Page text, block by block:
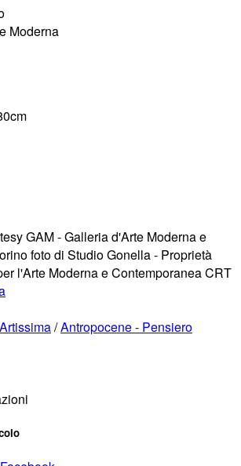
Moderna
GAM - Galleria d'Arte Moderna e
foto di Studio Gonella - Proprietà
l'Arte Moderna e Contemporanea CRT
/Antropocene - Pensiero